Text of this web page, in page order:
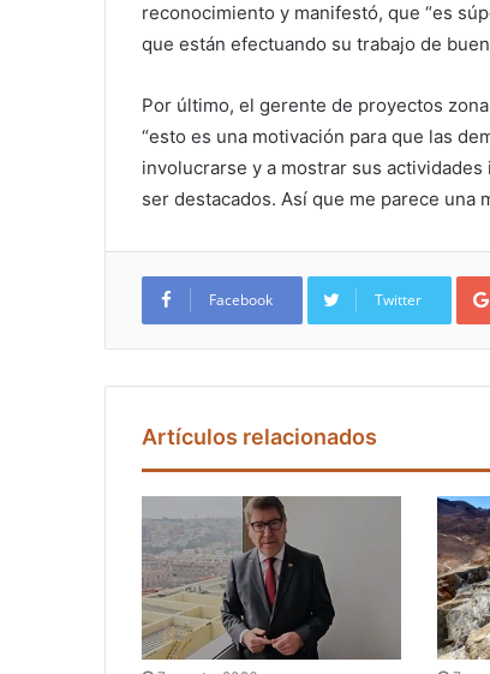
reconocimiento y manifestó, que “es
que están efectuando su trabajo de
Por último, el gerente de proyectos
“esto es una motivación para que las
involucrarse y a mostrar sus
ser destacados. Así que me parece una
Facebook Twitter
Artículos relacionados